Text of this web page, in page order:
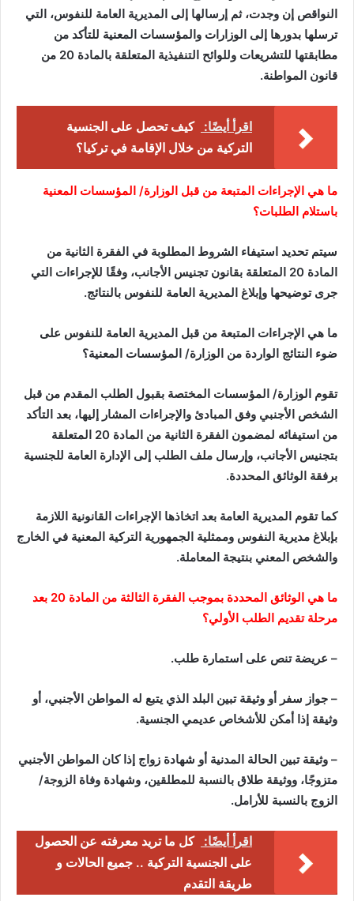
النواقص إن وجدت، ثم إرسالها إلى المديرية العامة للنفوس، التي
ترسلها بدورها إلى الوزارات والمؤسسات المعنية للتأكد من
مطابقتها للتشريعات وللوائح التنفيذية المتعلقة بالمادة 20 من
قانون المواطنة.
اقرأ أيضًا:
كيف تحصل على الجنسية
التركية من خلال الإقامة في تركيا؟
ما هي الإجراءات المتبعة من قبل الوزارة/ المؤسسات المعنية
باستلام الطلبات؟
سيتم تحديد استيفاء الشروط المطلوبة في الفقرة الثانية من
المادة 20 المتعلقة بقانون تجنيس الأجانب، وفقًا للإجراءات التي
جرى توضيحها وإبلاغ المديرية العامة للنفوس بالنتائج.
ما هي الإجراءات المتبعة من قبل المديرية العامة للنفوس على
ضوء النتائج الواردة من الوزارة/ المؤسسات المعنية؟
تقوم الوزارة/ المؤسسات المختصة بقبول الطلب المقدم من قبل
الشخص الأجنبي وفق المبادئ والإجراءات المشار إليها، بعد التأكد
من استيفائه لمضمون الفقرة الثانية من المادة 20 المتعلقة
بتجنيس الأجانب، وإرسال ملف الطلب إلى الإدارة العامة للجنسية
برفقة الوثائق المحددة.
كما تقوم المديرية العامة بعد اتخاذها الإجراءات القانونية اللازمة
بإبلاغ مديرية النفوس وممثلية الجمهورية التركية المعنية في الخارج
والشخص المعني بنتيجة المعاملة.
ما هي الوثائق المحددة بموجب الفقرة الثالثة من المادة 20 بعد
مرحلة تقديم الطلب الأولي؟
– عريضة تنص على استمارة طلب.
– جواز سفر أو وثيقة تبين البلد الذي يتبع له المواطن الأجنبي، أو
وثيقة إذا أمكن للأشخاص عديمي الجنسية.
– وثيقة تبين الحالة المدنية أو شهادة زواج إذا كان المواطن الأجنبي
متزوجًا، ووثيقة طلاق بالنسبة للمطلقين، وشهادة وفاة الزوجة/
الزوج بالنسبة للأرامل.
اقرأ أيضًا:
كل ما تريد معرفته عن الحصول
على الجنسية التركية .. جميع الحالات و
طريقة التقدم